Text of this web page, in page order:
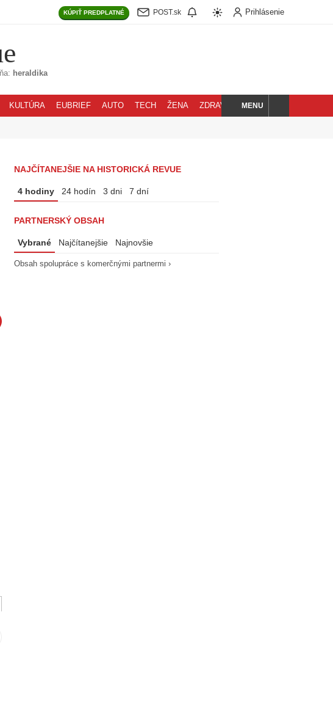
KÚPIŤ PREDPLATNÉ POST.sk Prihlásenie
heraldika
KULTÚRA EUBRIEF AUTO TECH ŽENA ZDRAVIE BLOG
HĽADAJMENU
NAJČÍTANEJŠIE NA HISTORICKÁ REVUE
4 hodiny 24 hodín 3 dni 7 dní
PARTNERSKÝ OBSAH
Vybrané Najčítanejšie Najnovšie
Obsah spolupráce s komerčnými partnermi ›